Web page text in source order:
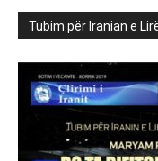
Tubim për Iranian e